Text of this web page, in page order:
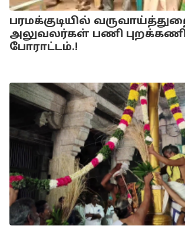
பரமக்குடியில்
அலுவலர்கள் பணி
போராட்டம்.!